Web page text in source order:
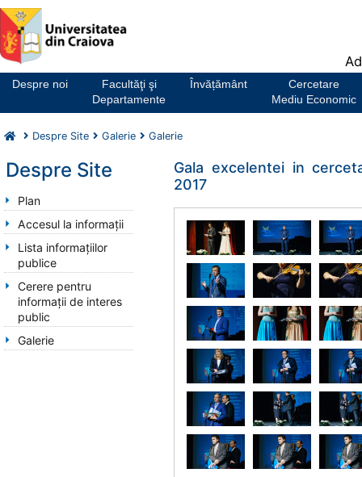
Notă:
Acest
website
un
sistem
accesibilitate.
Despre noi
Facultăţi şi
Departamente
Învățământ
Cercetare
Mediu Economic
Despre Site Galerie Galerie
Despre Site
Plan
Accesul la informații
Lista informațiilor
publice
Cerere pentru
informații de interes
public
Galerie
Gala excelentei in
2017